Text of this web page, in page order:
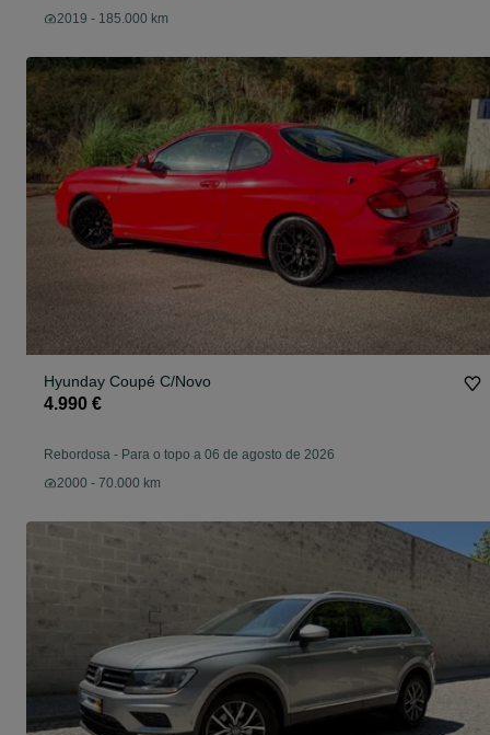
2019 - 185.000 km
Hyunday Coupé C/Novo
4.990 €
Rebordosa - Para o topo a 06 de agosto de 2026
2000 - 70.000 km